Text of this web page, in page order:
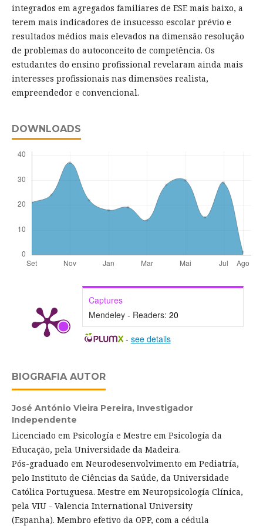
integrados em agregados familiares de ESE mais baixo, a
terem mais indicadores de insucesso escolar prévio e
resultados médios mais elevados na dimensão resolução
de problemas do autoconceito de competência. Os
estudantes do ensino profissional revelaram ainda mais
interesses profissionais nas dimensões realista,
empreendedor e convencional.
DOWNLOADS
Captures
Mendeley - Readers: 20
- see details
BIOGRAFIA AUTOR
José António Vieira Pereira, Investigador
Independente
Licenciado em Psicología e Mestre em Psicología da
Educação, pela Universidade da Madeira.
Pós-graduado em Neurodesenvolvimento em Pediatría,
pelo Instituto de Ciências da Saúde, da Universidade
Católica Portuguesa. Mestre em Neuropsicología Clínica,
pela VIU - Valencia International University
(Espanha). Membro efetivo da OPP, com a cédula